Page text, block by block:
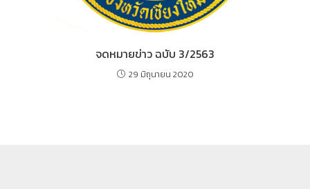
จดหมายข่าว ฉบับ 3/2563
29 มิถุนายน 2020